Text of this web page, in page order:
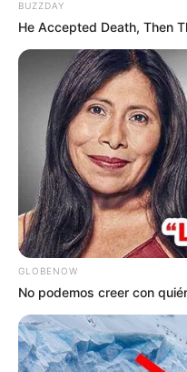
Así las cosas, estos son
a este sábado 26 de
Barrios Unidos
Alcázares.
Simón Bolívar -
Simón Bolívar -
Simón Bolívar -
Simón Bolívar -
BUZZDAY
He Accepted Death, Then
GLOBENOW
No podemos creer con